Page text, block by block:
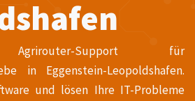
Agrirouter-Support für
in Eggenstein-Leopoldshafen.
und lösen Ihre IT-Probleme